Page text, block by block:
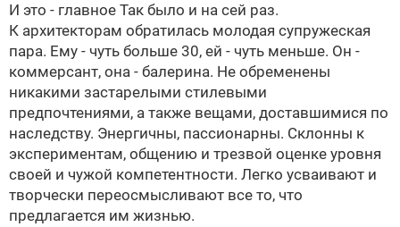
И это - главное Так было и на сей раз.
К архитекторам обратилась молодая супружеская
пара. Ему - чуть больше 30, ей - чуть меньше. Он -
коммерсант, она - балерина. Не обременены
никакими застарелыми стилевыми
предпочтениями, а также вещами, доставшимися по
наследству. Энергичны, пассионарны. Склонны к
экспериментам, общению и трезвой оценке уровня
своей и чужой компетентности. Легко усваивают и
творчески переосмысливают все то, что
предлагается им жизнью.